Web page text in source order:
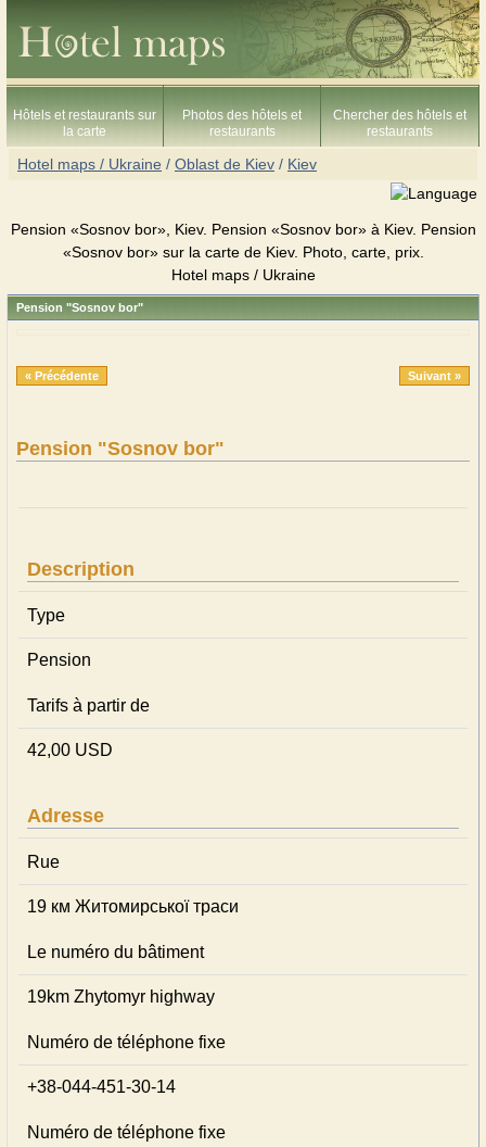
Hôtels et restaurants sur
la carte
Photos des hôtels et
restaurants
Chercher des hôtels et
restaurants
Hotel maps / Ukraine / Oblast de Kiev / Kiev
Pension «Sosnov bor», Kiev. Pension «Sosnov bor» à Kiev. Pension
«Sosnov bor» sur la carte de Kiev. Photo, carte, prix.
Hotel maps / Ukraine
Pension "Sosnov bor"
« Précédente Suivant »
Pension "Sosnov bor"
Description
Type
Pension
Tarifs à partir de
42,00 USD
Adresse
Rue
19 км Житомирської траси
Le numéro du bâtiment
19km Zhytomyr highway
Numéro de téléphone fixe
+38-044-451-30-14
Numéro de téléphone fixe